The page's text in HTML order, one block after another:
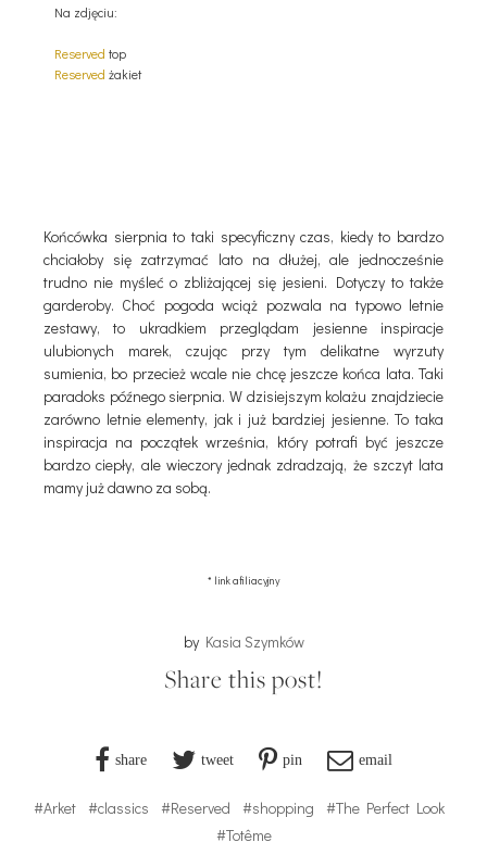
Na zdjęciu:
Reserved top
Reserved żakiet
Końcówka sierpnia to taki specyficzny czas, kiedy to bardzo
chciałoby się zatrzymać lato na dłużej, ale jednocześnie
trudno nie myśleć o zbliżającej się jesieni. Dotyczy to także
garderoby. Choć pogoda wciąż pozwala na typowo letnie
zestawy, to ukradkiem przeglądam jesienne inspiracje
ulubionych marek, czując przy tym delikatne wyrzuty
sumienia, bo przecież wcale nie chcę jeszcze końca lata. Taki
paradoks późnego sierpnia. W dzisiejszym kolażu znajdziecie
zarówno letnie elementy, jak i już bardziej jesienne. To taka
inspiracja na początek września, który potrafi być jeszcze
bardzo ciepły, ale wieczory jednak zdradzają, że szczyt lata
mamy już dawno za sobą.
* link afiliacyjny
by Kasia Szymków
Share this post!
share tweet pin email
#Arket #classics #Reserved #shopping
#The Perfect Look
#Totême